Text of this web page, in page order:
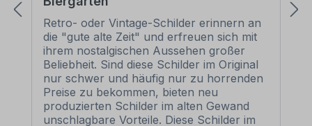
Retro- oder Vintage-Schilder erinnern an
die "gute alte Zeit" und erfreuen sich mit
ihrem nostalgischen Aussehen großer
Beliebheit. Sind diese Schilder im Original
nur schwer und häufig nur zu horrenden
Preise zu bekommen, bieten neu
produzierten Schilder im alten Gewand
unschlagbare Vorteile. Diese Schilder im